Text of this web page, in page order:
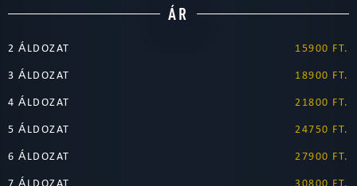
ÁR
2 ÁLDOZAT
15900 FT.
3 ÁLDOZAT
18900 FT.
4 ÁLDOZAT
21800 FT.
5 ÁLDOZAT
24750 FT.
6 ÁLDOZAT
27900 FT.
7 ÁLDOZAT
30800 FT.